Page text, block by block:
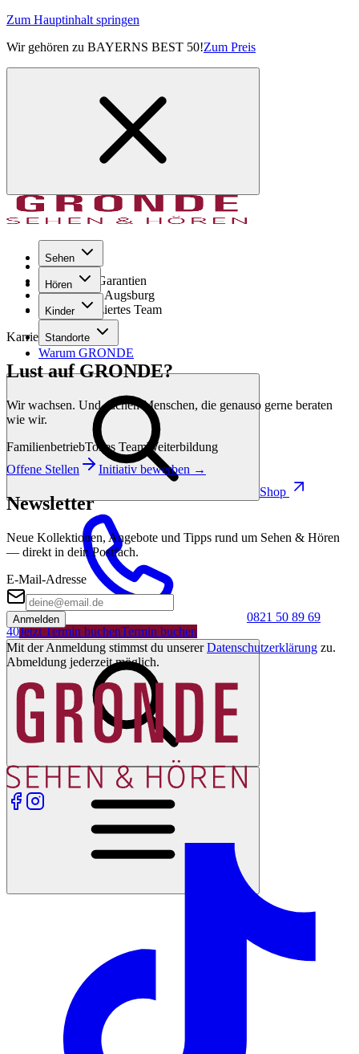
Zum Hauptinhalt springen
Wir gehören zu BAYERNS BEST 50!Zum Preis
Sehen
Hören
Kinder
Standorte
Warum GRONDE
Shop
0821 50 89 69
40Jetzt Termin buchenTermin buchen
Seit 1971
GRONDE Garantien
8× im Raum Augsburg
Hochqualifiziertes Team
Karriere
Lust auf GRONDE?
Wir wachsen. Und suchen Menschen, die genauso gerne beraten
wie wir.
FamilienbetriebTolles TeamWeiterbildung
Offene Stellen
Initiativ bewerben →
Newsletter
Neue Kollektionen, Angebote und Tipps rund um Sehen & Hören
— direkt in dein Postfach.
E-Mail-Adresse
Anmelden
Mit der Anmeldung stimmst du unserer Datenschutzerklärung zu.
Abmeldung jederzeit möglich.